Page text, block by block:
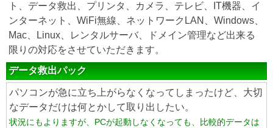
ト、データ救出、プリンタ、カメラ、テレビ、IT機器、イ
ンターネット、WiFi無線、ネットワークLAN、Windows、
Mac、Linux、レンタルサーバ、ドメイン管理など出来る
限りの対応をさせていただきます。
データ救出パック
パソコンが急に立ち上がらなくなってしまったけど、大切
なデータだけは何とかして取り出したい。
状況にもよりますが、PCが起動しなくなっても、比較的データは